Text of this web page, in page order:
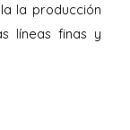
la producción
líneas finas y